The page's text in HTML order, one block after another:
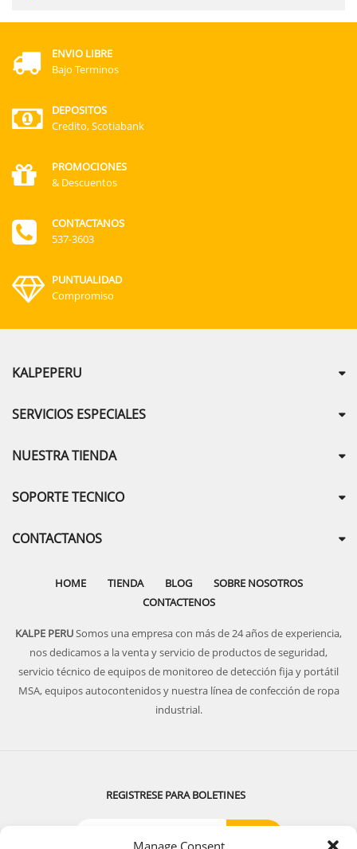
Manage Consent
ENVIO LIBRE
Bajo Terminos
DEPOSITOS
Credito, Scotiabank
PROMOCIONES
& Descuentos
CONTACTANOS
537-3603
PUNTUALIDAD
Compromiso
KALPEPERU
SERVICIOS ESPECIALES
NUESTRA TIENDA
SOPORTE TECNICO
CONTACTANOS
HOME TIENDA BLOG
SOBRE NOSOTROS
CONTACTENOS
KALPE PERUSomos una empresa con más de 24 años de experiencia,
nos dedicamos a la venta y servicio de productos de seguridad,
servicio técnico de equipos de monitoreo de detección fija y portátil
MSA, equipos autocontenidos y nuestra línea de confección de ropa
industrial.
REGISTRESE PARA BOLETINES